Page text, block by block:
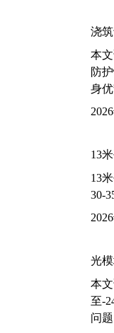
浇
本
防
身
13
13
30-
光
本
至-
问